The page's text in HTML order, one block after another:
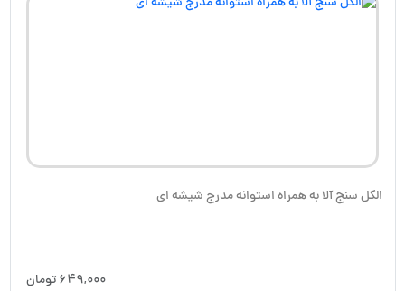
الکل سنج آلا به همراه استوانه مدرج شیشه ای
649,000تومان